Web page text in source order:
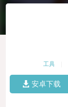
工具
安卓下载